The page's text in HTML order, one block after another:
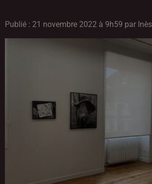
Publié : 21 novembre 2022 à 9h59 par